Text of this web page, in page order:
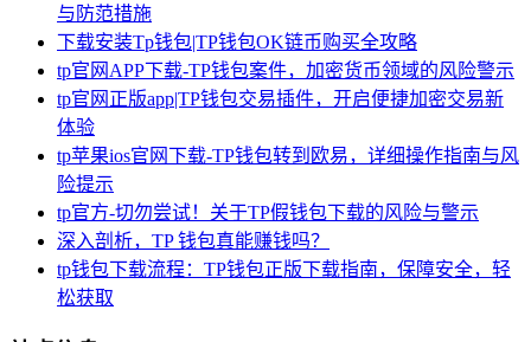
与防范措施
下载安装Tp钱包|TP钱包OK链币购买全攻略
tp官网APP下载-TP钱包案件，加密货币领域的风险警示
tp官网正版app|TP钱包交易插件，开启便捷加密交易新
体验
tp苹果ios官网下载-TP钱包转到欧易，详细操作指南与风
险提示
tp官方-切勿尝试！关于TP假钱包下载的风险与警示
深入剖析，TP 钱包真能赚钱吗？
tp钱包下载流程：TP钱包正版下载指南，保障安全，轻
松获取